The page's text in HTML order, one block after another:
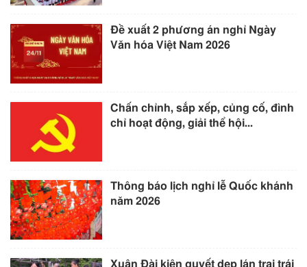
Đề xuất 2 phương án nghỉ Ngày
Văn hóa Việt Nam 2026
Chấn chỉnh, sắp xếp, củng cố, đình
chỉ hoạt động, giải thể hội...
Thông báo lịch nghỉ lễ Quốc khánh
năm 2026
Xuân Đài kiên quyết dẹp lán trại trái